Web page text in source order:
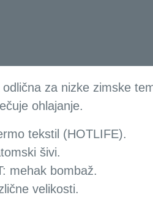
za nizke zimske
ohlajanje.
tekstil (HOTLIFE).
šivi.
mehak bombaž.
velikosti.